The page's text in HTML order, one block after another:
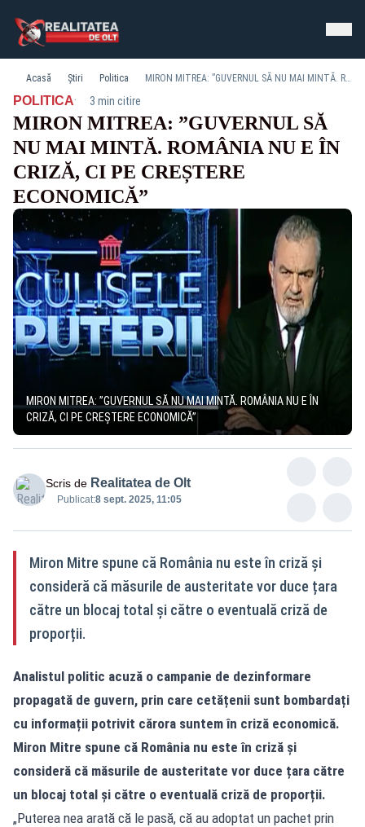
Acasă Știri Politica MIRON MITREA: ”GUVERNUL SĂ NU MAI MINTĂ. ROMÂNIA NU E ÎN CRIZĂ, CI PE CREȘTERE ECONOMICĂ”
POLITICA· 3 min citire
MIRON MITREA: ”GUVERNUL SĂ
NU MAI MINTĂ. ROMÂNIA NU E ÎN
CRIZĂ, CI PE CREȘTERE
ECONOMICĂ”
MIRON MITREA: ”GUVERNUL SĂ NU MAI MINTĂ. ROMÂNIA NU E ÎN
CRIZĂ, CI PE CREȘTERE ECONOMICĂ”
Scris de Realitatea de Olt
Publicat:8 sept. 2025, 11:05
Miron Mitre spune că România nu este în criză și
consideră că măsurile de austeritate vor duce țara
către un blocaj total și către o eventuală criză de
proporții.
Analistul politic acuză o campanie de dezinformare
propagată de guvern, prin care cetățenii sunt bombardați
cu informații potrivit cărora suntem în criză economică.
Miron Mitre spune că România nu este în criză și
consideră că măsurile de austeritate vor duce țara către
un blocaj total și către o eventuală criză de proporții.
„Puterea nea arată că le pasă, că au adoptat un pachet prin